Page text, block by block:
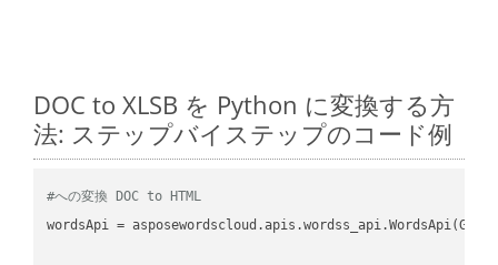
DOC to XLSB を Python に変換する方
法: ステップバイステップのコード例
#への変換 DOC to HTML
wordsApi =